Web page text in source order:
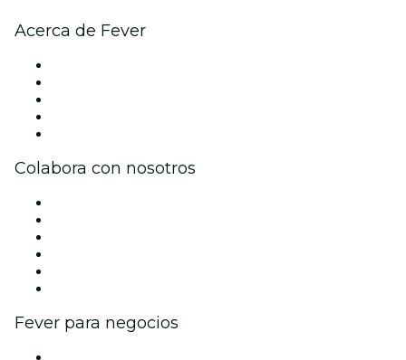
Acerca de Fever
Colabora con nosotros
Fever para negocios